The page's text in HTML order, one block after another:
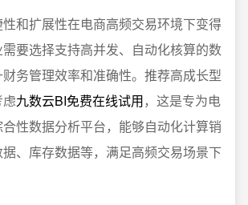
和扩展性在电商高频交易环境下变得
要选择支持高并发、自动化核算的数
务管理效率和准确性。推荐高成长型
九数云BI免费在线试用，这是专为电
性数据分析平台，能够自动化计算销
、库存数据等，满足高频交易场景下